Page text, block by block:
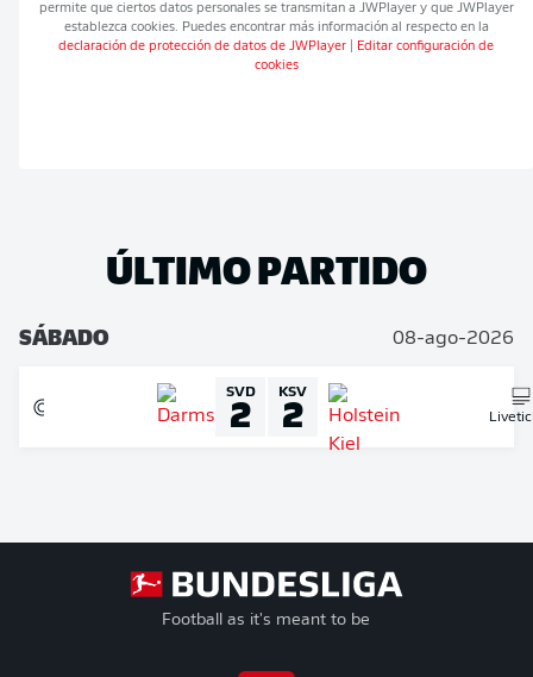
permite que ciertos datos personales se transmitan a JWPlayery que JWPlayer
establezca cookies. Puedes encontrar más información al respecto en la
declaración de protección de datos de JWPlayer
Editar configuración de
cookies
ÚLTIMO PARTIDO
SÁBADO 08-ago-2026
SVD
2 KSV
2
Football as it's meant to be